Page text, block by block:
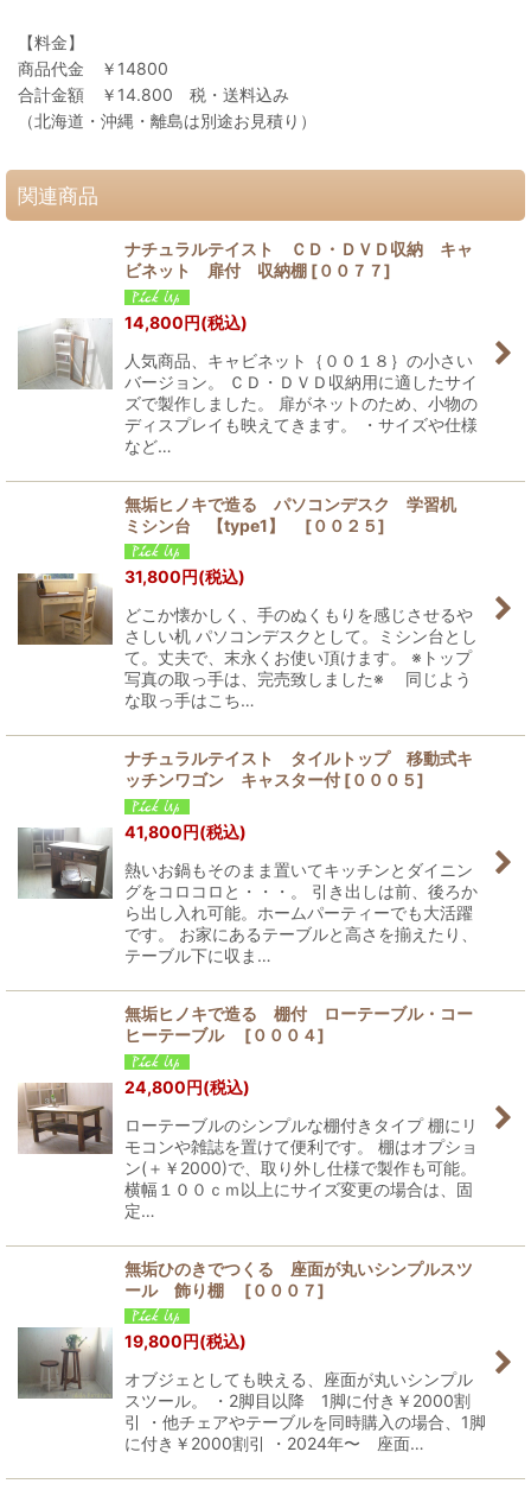
【料金】
商品代金 ￥14800
合計金額 ￥14.800 税・送料込み
（北海道・沖縄・離島は別途お見積り）
関連商品
ナチュラルテイスト ＣＤ・ＤＶＤ収納 キャ
ビネット 扉付 収納棚 [００７７]
14,800円(税込)
人気商品、キャビネット｛００１８｝の小さい
バージョン。 ＣＤ・ＤＶＤ収納用に適したサイ
ズで製作しました。 扉がネットのため、小物の
ディスプレイも映えてきます。 ・サイズや仕様
など…
無垢ヒノキで造る パソコンデスク 学習机
ミシン台 【type1】
[００２５]
31,800円(税込)
どこか懐かしく、手のぬくもりを感じさせるや
さしい机 パソコンデスクとして。ミシン台とし
て。丈夫で、末永くお使い頂けます。 ※トップ
写真の取っ手は、完売致しました※ 同じよう
な取っ手はこち…
ナチュラルテイスト タイルトップ 移動式キ
ッチンワゴン キャスター付 [０００５]
41,800円(税込)
熱いお鍋もそのまま置いてキッチンとダイニン
グをコロコロと・・・。 引き出しは前、後ろか
ら出し入れ可能。ホームパーティーでも大活躍
です。 お家にあるテーブルと高さを揃えたり、
テーブル下に収ま…
無垢ヒノキで造る 棚付 ローテーブル・コー
ヒーテーブル [０００４]
24,800円(税込)
ローテーブルのシンプルな棚付きタイプ 棚にリ
モコンや雑誌を置けて便利です。 棚はオプショ
ン(＋￥2000)で、取り外し仕様で製作も可能。
横幅１００ｃｍ以上にサイズ変更の場合は、固
定…
無垢ひのきでつくる 座面が丸いシンプルスツ
ール 飾り棚
[０００７]
19,800円(税込)
オブジェとしても映える、座面が丸いシンプル
スツール。 ・2脚目以降 1脚に付き￥2000割
引 ・他チェアやテーブルを同時購入の場合、1脚
に付き￥2000割引 ・2024年〜 座面…